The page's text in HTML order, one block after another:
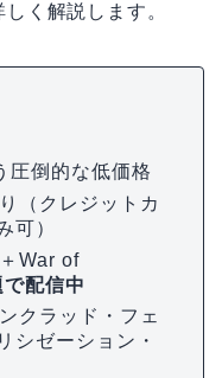
く解説します。
圧倒的な低価格
（クレジットカ
可）
War of
で配信中
クラッド・フェ
シゼーション・